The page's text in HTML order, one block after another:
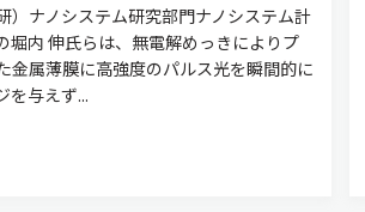
）ナノシステム研究部門ナノシステム計
堀内 伸氏らは、無電解めっきによりプ
金属薄膜に高強度のパルス光を瞬間的に
を与えず...